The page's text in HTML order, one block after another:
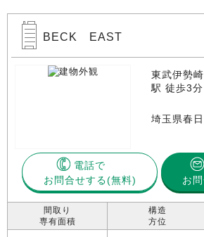
BECK EAST
東武伊勢
駅 徒歩3分
埼玉県春
電話で
お問合せする
お
間取り
専有面積
構造
方位